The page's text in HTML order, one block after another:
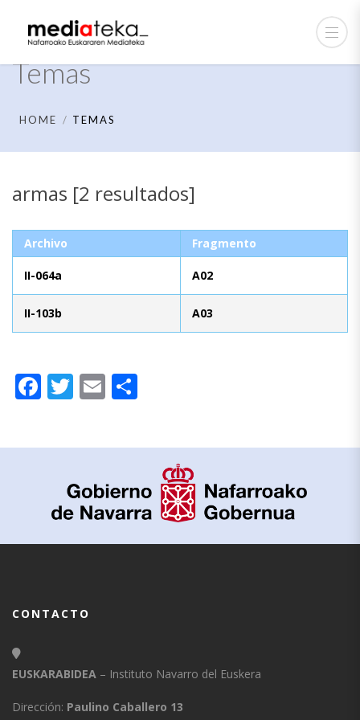
Temas
HOME TEMAS
armas [2 resultados]
Archivo Fragmento
II-064a A02
II-103b A03
Facebook
Twitter
Email
CONTACTO
EUSKARABIDEA – Instituto Navarro del Euskera
Dirección: Paulino Caballero 13